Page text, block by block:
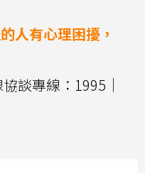
人有心理困擾，
談專線：1995｜